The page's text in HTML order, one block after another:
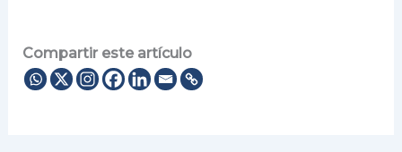
Compartir este artículo